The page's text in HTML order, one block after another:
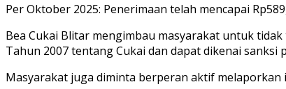
Per Oktober 2025: Penerimaan telah mencapai
Bea Cukai Blitar mengimbau masyarakat untuk
Tahun 2007 tentang Cukai dan dapat dikenai
Masyarakat juga diminta berperan aktif melaporkan